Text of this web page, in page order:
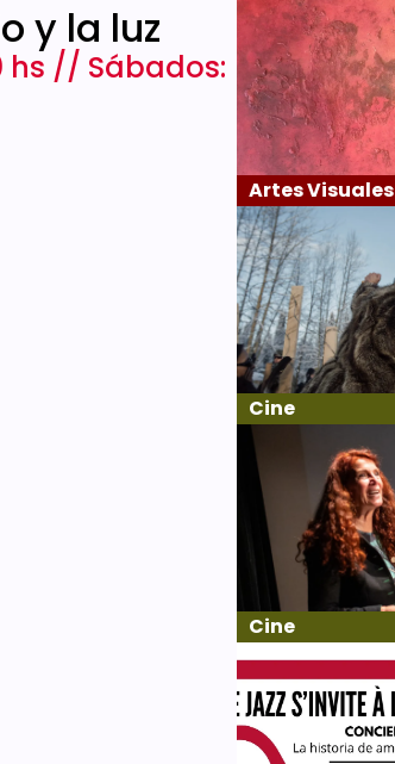
y la luz
hs // Sábados:
Artes Visuales
Cine
Cine